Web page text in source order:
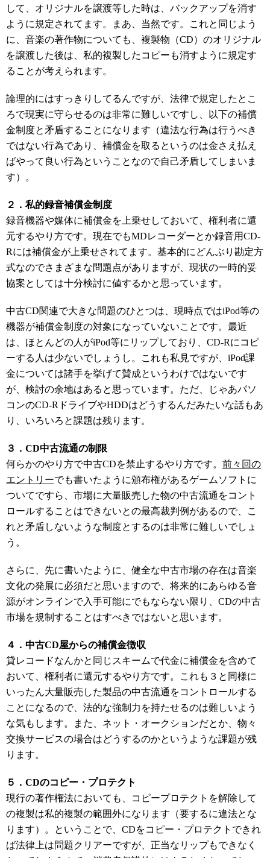
して、オリジナルを譲渡等した時は、バックアップを消す
ように規定されてます。まあ、当然です。これと同じよう
に、音楽の著作物についても、複製物（CD）のオリジナル
を譲渡した後は、私的複製したコピーも消すように規定す
ることが考えられます。
論理的にはすっきりしてるんですが、法律で規定したとこ
ろで現実に守らせるのは非常に難しいですし、以下の補償
金制度と矛盾することになります（違法な行為は行うべき
ではない行為であり、補償金を取るというのは金さえ払え
ばやって良い行為ということなので自己矛盾してしまいま
す）。
２．私的録音補償金制度
録音機器や媒体に補償金を上乗せしておいて、権利者に還
元するやり方です。現在でもMDレコーダーとか録音用CD-
Rには補償金が上乗せされてます。基本的にどんぶり勘定方
式なのでさまざまな問題点がありますが、現状の一時的妥
協案としては十分検討に値するかと思っています。
中古CD関連で大きな問題のひとつは、現時点ではiPod等の
機器が補償金制度の対象になっていないことです。最近
は、ほとんどの人がiPod等にリップしており、CD-Rにコピ
ーする人は少ないでしょうし。これも私見ですが、iPod課
金については諸手を挙げて賛成というわけではないです
が、検討の余地はあると思っています。ただ、じゃあパソ
コンのCD-RドライブやHDDはどうするんだみたいな話もあ
り、いろいろと課題は残ります。
３．CD中古流通の制限
何らかのやり方で中古CDを禁止するやり方です。 前々回の
エントリーでも書いたように頒布権があるゲームソフトに
ついてですら、市場に大量販売した物の中古流通をコント
ロールすることはできないとの最高裁判例があるので、こ
れと矛盾しないような制度とするのは非常に難しいでしょ
う。
さらに、先に書いたように、健全な中古市場の存在は音楽
文化の発展に必須だと思いますので、将来的にあらゆる音
源がオンラインで入手可能にでもならない限り、CDの中古
市場を規制することはすべきではないと思います。
４．中古CD屋からの補償金徴収
貸レコードなんかと同じスキームで代金に補償金を含めて
おいて、権利者に還元するやり方です。これも３と同様に
いったん大量販売した製品の中古流通をコントロールする
ことになるので、法的な強制力を持たせるのは難しいよう
な気もします。また、ネット・オークションだとか、物々
交換サービスの場合はどうするのかというような課題が残
ります。
５．CDのコピー・プロテクト
現行の著作権法においても、コピープロテクトを解除して
の複製は私的複製の範囲外になります（要するに違法とな
ります）。ということで、CDをコピー・プロテクトできれ
ば法律上は問題クリアーですが、正当なリップもできなく